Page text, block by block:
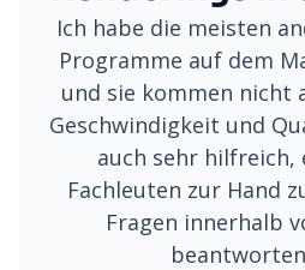
Ich habe die meisten
Programme auf dem
und sie kommen nicht
Geschwindigkeit und
auch sehr hilfreich,
Fachleuten zur Hand
Fragen innerhalb